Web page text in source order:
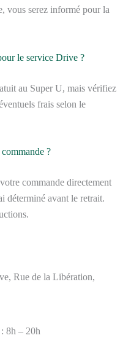
vous serez informé pour la
le service Drive ?
au Super U, mais vérifiez
frais selon le
?
commande directement
déterminé avant le retrait.
Rue de la Libération,
8h – 20h